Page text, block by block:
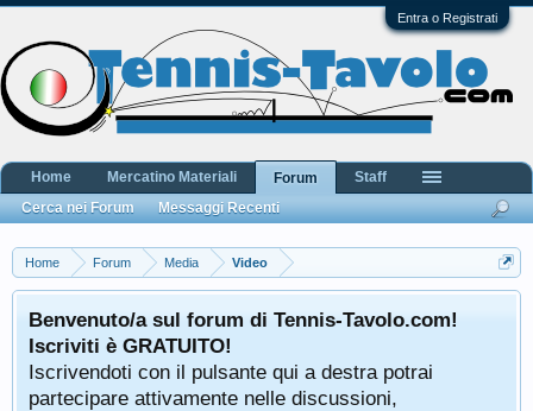
Entra o Registrati
Home Forum Media Video
Benvenuto/a sul forum di Tennis-Tavolo.com!
Iscriviti è GRATUITO!
Iscrivendoti con il pulsante qui a destra potrai
partecipare attivamente nelle discussioni,
Home Mercatino Materiali
Forum
Cerca nei Forum
Messaggi Recenti
Staff